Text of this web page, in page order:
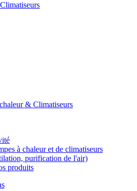
& Climatiseurs
à chaleur et de climatiseurs
purification de l'air)
produits